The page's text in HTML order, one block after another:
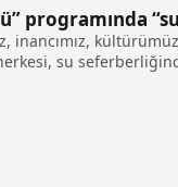
programında
inancımız,
su